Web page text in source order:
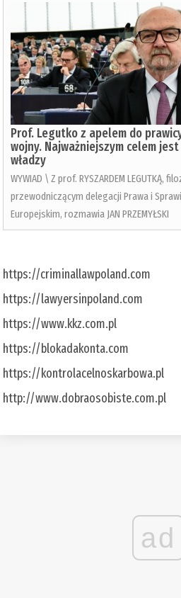
Prof. Legutko z apelem do
wojny. Najważniejszym celem
władzy
WYWIAD \ Z prof. RYSZARDEM LEGUTKĄ,
przewodniczącym delegacji Prawa i
Europejskim, rozmawia JAN PRZEMYŁSKI
https://criminallawpoland.com
https://lawyersinpoland.com
https://www.kkz.com.pl
https://blokadakonta.com
https://kontrolacelnoskarbowa.pl
http://www.dobraosobiste.com.pl
ad